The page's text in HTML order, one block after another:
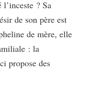
? Sa
de son père est
de mère, elle
: la
propose des